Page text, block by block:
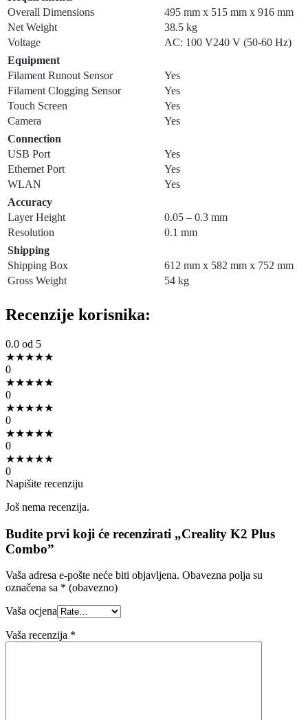
Overall Dimensions
495 mm x 515 mm x 916 mm
Net Weight
38.5 kg
Voltage
AC: 100 V240 V (50-60 Hz)
Equipment
Filament Runout Sensor
Yes
Filament Clogging Sensor
Yes
Touch Screen
Yes
Camera
Yes
Connection
USB Port
Yes
Ethernet Port
Yes
WLAN
Yes
Accuracy
Layer Height
0.05 – 0.3 mm
Resolution
0.1 mm
Shipping
Shipping Box
612 mm x 582 mm x 752 mm
Gross Weight
54 kg
Recenzije korisnika:
0.0 od 5
★★★★★
0
★★★★★
0
★★★★★
0
★★★★★
0
★★★★★
0
Napišite recenziju
Još nema recenzija.
Budite prvi koji će recenzirati „Creality K2 Plus
Combo”
Vaša adresa e-pošte neće biti objavljena. Obavezna polja su
označena sa * (obavezno)
Vaša ocjena
Vaša recenzija *